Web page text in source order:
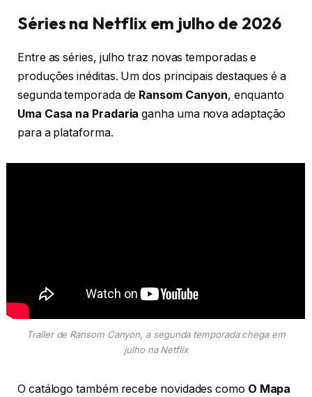
Séries na Netflix em julho de 2026
Entre as séries, julho traz novas temporadas e
produções inéditas. Um dos principais destaques é a
segunda temporada de Ransom Canyon, enquanto
Uma Casa na Pradaria ganha uma nova adaptação
para a plataforma.
Trailer de Ransom Canyon, a segunda temporada chega em
julho na Netflix
O catálogo também recebe novidades como O Mapa